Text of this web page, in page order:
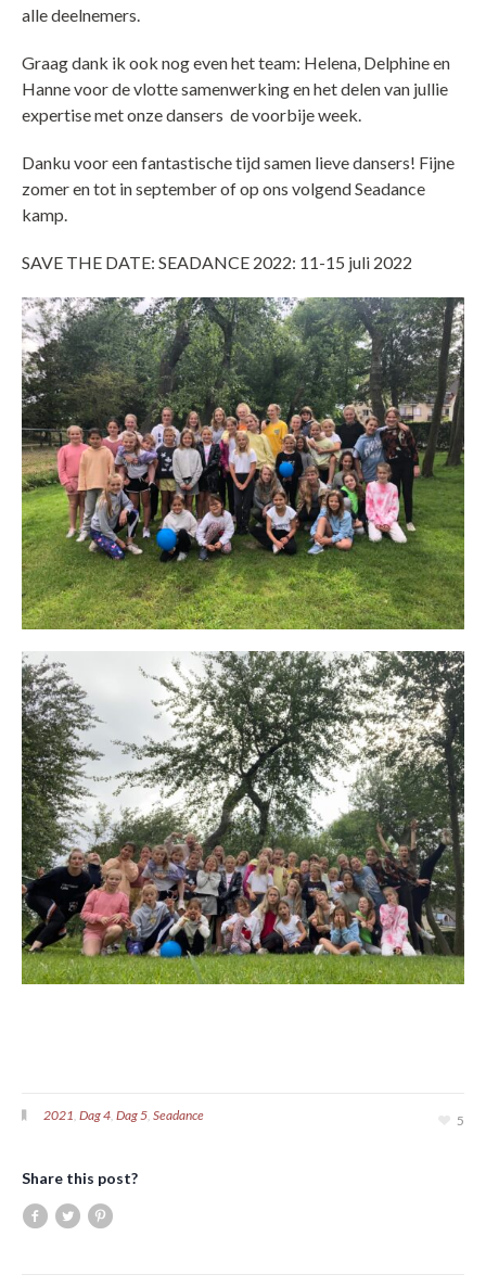
alle deelnemers.
Graag dank ik ook nog even het team: Helena, Delphine en
Hanne voor de vlotte samenwerking en het delen van jullie
expertise met onze dansers de voorbije week.
Danku voor een fantastische tijd samen lieve dansers! Fijne
zomer en tot in september of op ons volgend Seadance
kamp.
SAVE THE DATE: SEADANCE 2022: 11-15 juli 2022
5
2021 Dag 4 Dag 5 Seadance
Share this post?